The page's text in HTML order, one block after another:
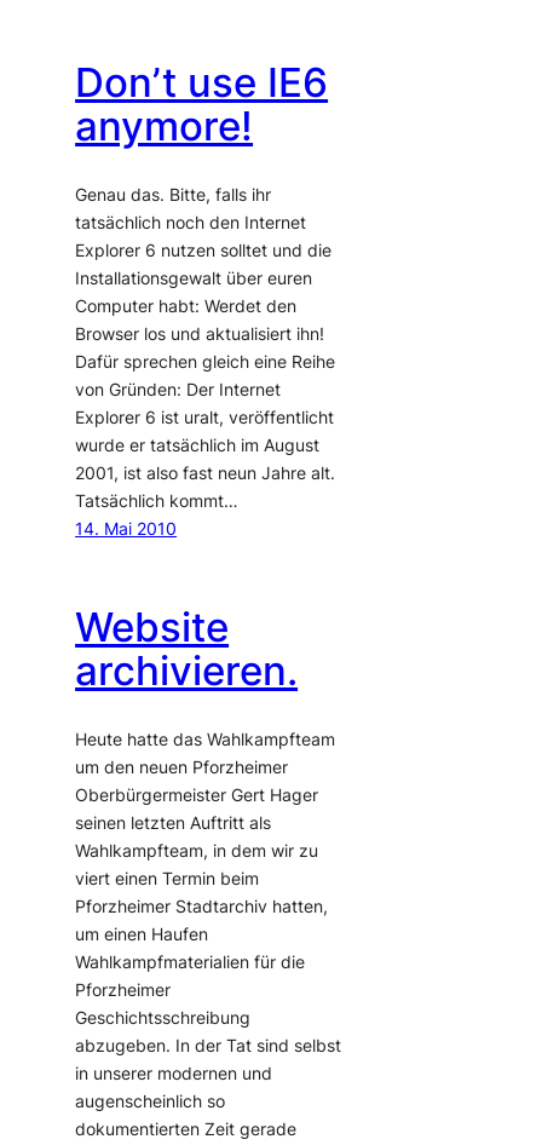
Don’t use IE6
anymore!
Genau das. Bitte, falls ihr
tatsächlich noch den Internet
Explorer 6 nutzen solltet und die
Installationsgewalt über euren
Computer habt: Werdet den
Browser los und aktualisiert ihn!
Dafür sprechen gleich eine Reihe
von Gründen: Der Internet
Explorer 6 ist uralt, veröffentlicht
wurde er tatsächlich im August
2001, ist also fast neun Jahre alt.
Tatsächlich kommt…
14. Mai 2010
Website
archivieren.
Heute hatte das Wahlkampfteam
um den neuen Pforzheimer
Oberbürgermeister Gert Hager
seinen letzten Auftritt als
Wahlkampfteam, in dem wir zu
viert einen Termin beim
Pforzheimer Stadtarchiv hatten,
um einen Haufen
Wahlkampfmaterialien für die
Pforzheimer
Geschichtsschreibung
abzugeben. In der Tat sind selbst
in unserer modernen und
augenscheinlich so
dokumentierten Zeit gerade